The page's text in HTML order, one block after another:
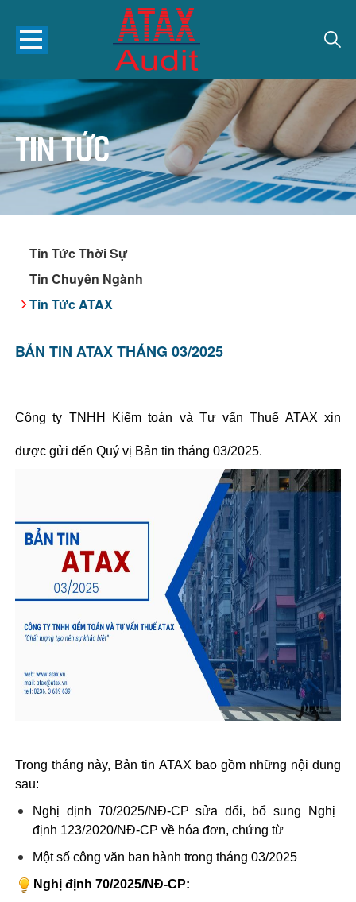
Tin tức
Tin Tức Thời Sự
Tin Chuyên Ngành
Tin Tức ATAX
BẢN TIN ATAX THÁNG 03/2025
Công ty TNHH Kiểm toán và Tư vấn Thuế ATAX xin
được gửi đến Quý vị Bản tin tháng 03/2025.
Trong tháng này, Bản tin ATAX bao gồm những nội dung
sau:
Nghị định 70/2025/NĐ-CP sửa đổi, bổ sung Nghị
định 123/2020/NĐ-CP về hóa đơn, chứng từ
Một số công văn ban hành trong tháng 03/2025
Nghị định 70/2025/NĐ-CP​: